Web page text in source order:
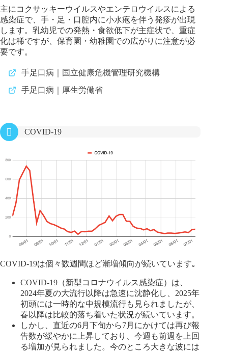
主にコクサッキーウイルスやエンテロウイルスによる
感染症で、手・足・口腔内に小水疱を伴う発疹が出現
します。乳幼児での発熱・食欲低下が主症状で、重症
化は稀ですが、保育園・幼稚園での広がりに注意が必
要です。
手足口病｜国立健康危機管理研究機構
手足口病｜厚生労働省
COVID-19
COVID-19は個々数週間ほど漸増傾向が続いています｡
COVID-19（新型コロナウイルス感染症）は、
2024年夏の大流行以降は急速に沈静化し、2025年
初頭には一時的な中規模流行も見られましたが、
春以降は比較的落ち着いた状況が続いています。
しかし、直近の6月下旬から7月にかけては再び報
告数が緩やかに上昇しており、今週も前週を上回
る増加が見られました。今のところ大きな波には